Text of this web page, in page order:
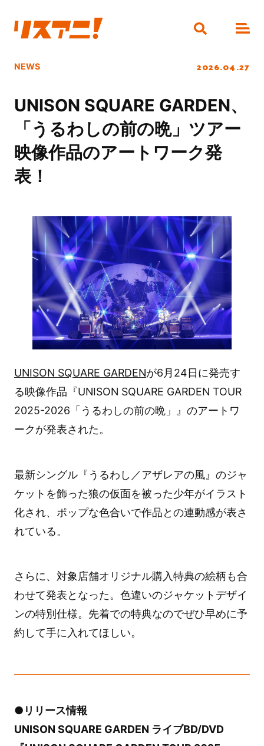
NEWS 2026.04.27
UNISON SQUARE GARDEN、
「うるわしの前の晩」ツアー
映像作品のアートワーク発
表！
UNISON SQUARE GARDENが6月24日に発売す
る映像作品『UNISON SQUARE GARDEN TOUR
2025-2026「うるわしの前の晩」』のアートワ
ークが発表された。
最新シングル『うるわし／アザレアの風』のジャ
ケットを飾った狼の仮面を被った少年がイラスト
化され、ポップな色合いで作品との連動感が表さ
れている。
さらに、対象店舗オリジナル購入特典の絵柄も合
わせて発表となった。色違いのジャケットデザイ
ンの特別仕様。先着での特典なのでぜひ早めに予
約して手に入れてほしい。
●リリース情報
UNISON SQUARE GARDEN ライブBD/DVD